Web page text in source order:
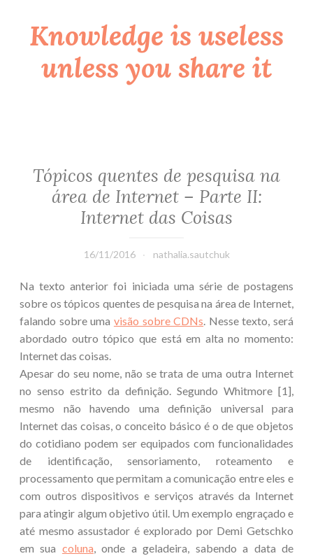
Skip
content
Knowledge is useless
unless you share it
Tópicos quentes de pesquisa na
área de Internet – Parte II:
Internet das Coisas
16/11/2016 nathalia.sautchuk
Na texto anterior foi iniciada uma série de postagens
sobre os tópicos quentes de pesquisa na área de Internet,
falando sobre uma visão sobre CDNs. Nesse texto, será
abordado outro tópico que está em alta no momento:
Internet das coisas.
Apesar do seu nome, não se trata de uma outra Internet
no senso estrito da definição. Segundo Whitmore [1],
mesmo não havendo uma definição universal para
Internet das coisas, o conceito básico é o de que objetos
do cotidiano podem ser equipados com funcionalidades
de identificação, sensoriamento, roteamento e
processamento que permitam a comunicação entre eles e
com outros dispositivos e serviços através da Internet
para atingir algum objetivo útil. Um exemplo engraçado e
até mesmo assustador é explorado por Demi Getschko
em sua coluna, onde a geladeira, sabendo a data de